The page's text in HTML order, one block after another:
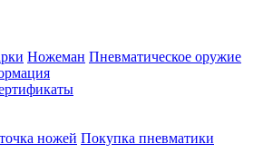
Ножеман Пневматическое оружие
ножей Покупка пневматики